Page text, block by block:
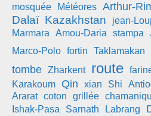
mosquée Météores Arthur-
Dalaï Kazakhstan jean-
Marmara
Amou-Daria stampa
Marco-Polo fortin Taklamakan
tombe Zharkent route
Karakoum
Qin xian Shi
Ararat coton grillée
Ishak-Pasa
Sarnath Labrang